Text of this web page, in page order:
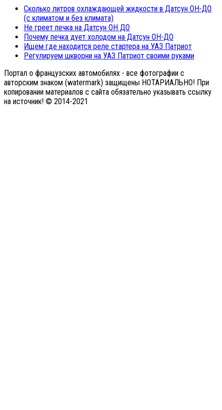
Сколько литров охлаждающей жидкости в Датсун ОН-ДО
(с климатом и без климата)
Не греет печка на Датсун ОН ДО
Почему печка дует холодом на Датсун ОН-ДО
Ищем где находится реле стартера на УАЗ Патриот
Регулируем шкворни на УАЗ Патриот своими руками
Портал о французских автомобилях - все фотографии с
авторским знаком (watermark) защищены НОТАРИАЛЬНО! При
копировании материалов с сайта обязательно указывать ссылку
на источник! © 2014-2021